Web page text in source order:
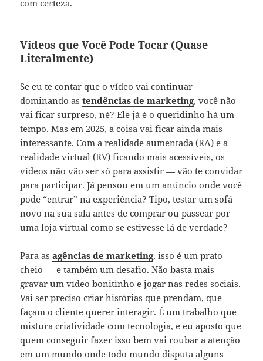
com certeza.
Vídeos que Você Pode Tocar (Quase
Literalmente)
Se eu te contar que o vídeo vai continuar
dominando astendências de marketing, você não
vai ficar surpreso, né? Ele já é o queridinho há um
tempo. Mas em 2025, a coisa vai ficar ainda mais
interessante. Com a realidade aumentada (RA) e a
realidade virtual (RV) ficando mais acessíveis, os
vídeos não vão ser só para assistir — vão te convidar
para participar. Já pensou em um anúncio onde você
pode “entrar” na experiência? Tipo, testar um sofá
novo na sua sala antes de comprar ou passear por
uma loja virtual como se estivesse lá de verdade?
Para asagências de marketing, isso é um prato
cheio — e também um desafio. Não basta mais
gravar um vídeo bonitinho e jogar nas redes sociais.
Vai ser preciso criar histórias que prendam, que
façam o cliente querer interagir. É um trabalho que
mistura criatividade com tecnologia, e eu aposto que
quem conseguir fazer isso bem vai roubar a atenção
em um mundo onde todo mundo disputa alguns